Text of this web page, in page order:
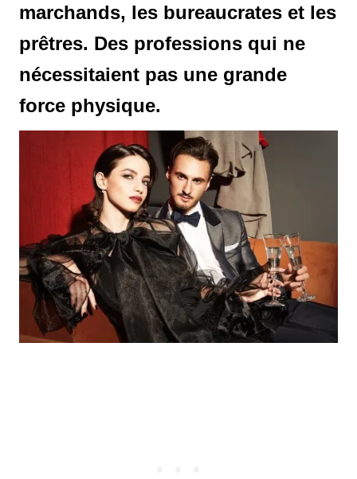
marchands, les bureaucrates et les
prêtres. Des professions qui ne
nécessitaient pas une grande
force physique.